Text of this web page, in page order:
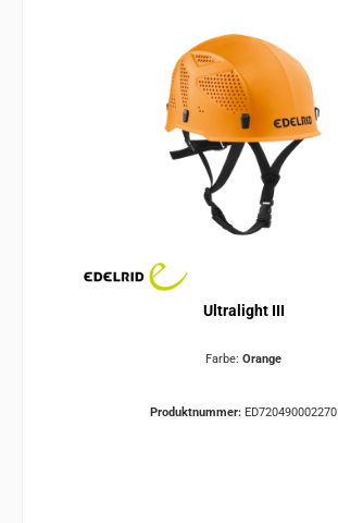
Ultralight III
Farbe: Orange
Produktnummer: ED720490002270